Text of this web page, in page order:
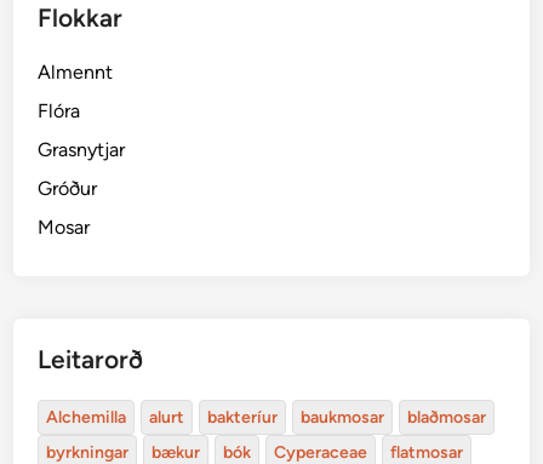
Flokkar
Almennt
Flóra
Grasnytjar
Gróður
Mosar
Leitarorð
Alchemilla alurt bakteríur baukmosar
blaðmosar
byrkningar
bækur bók Cyperaceae
flatmosar